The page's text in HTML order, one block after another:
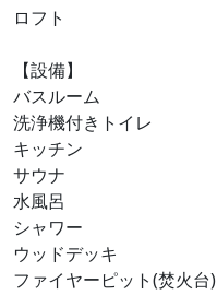
ロフト
【設備】
バスルーム
洗浄機付きトイレ
キッチン
サウナ
水風呂
シャワー
ウッドデッキ
ファイヤーピット(焚火台)